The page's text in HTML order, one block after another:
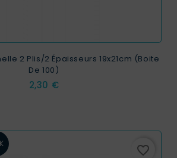
2 Plis/2 Épaisseurs 19x21cm (Boite
De 100)
Prix
2,30 €
favorite_border